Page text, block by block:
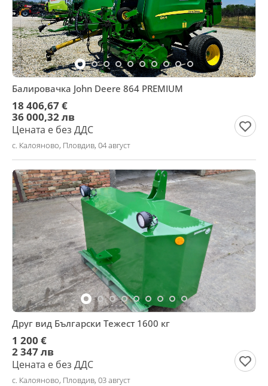
Балировачка John Deere 864 PREMIUM
18 406,67 €
36 000,32 лв
Цената е без ДДС
с. Калояново, Пловдив, 04 август
Друг вид Български Тежест 1600 кг
1 200 €
2 347 лв
Цената е без ДДС
с. Калояново, Пловдив, 03 август